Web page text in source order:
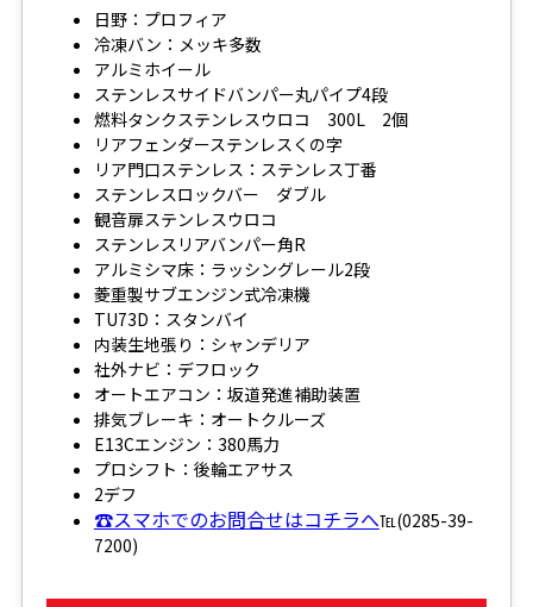
日野：プロフィア
冷凍バン：メッキ多数
アルミホイール
ステンレスサイドバンパー丸パイプ4段
燃料タンクステンレスウロコ 300L 2個
リアフェンダーステンレスくの字
リア門口ステンレス：ステンレス丁番
ステンレスロックバー ダブル
観音扉ステンレスウロコ
ステンレスリアバンパー角R
アルミシマ床：ラッシングレール2段
菱重製サブエンジン式冷凍機
TU73D：スタンバイ
内装生地張り：シャンデリア
社外ナビ：デフロック
オートエアコン：坂道発進補助装置
排気ブレーキ：オートクルーズ
E13Cエンジン：380馬力
プロシフト：後輪エアサス
2デフ
☎スマホでのお問合せはコチラへ℡(0285-39-
7200)